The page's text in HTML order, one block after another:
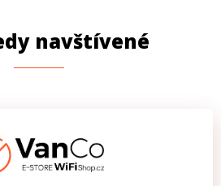
navštívené